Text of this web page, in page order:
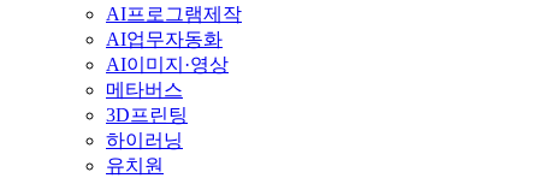
AI프로그램제작
AI업무자동화
AI이미지·영상
메타버스
3D프린팅
하이러닝
유치원